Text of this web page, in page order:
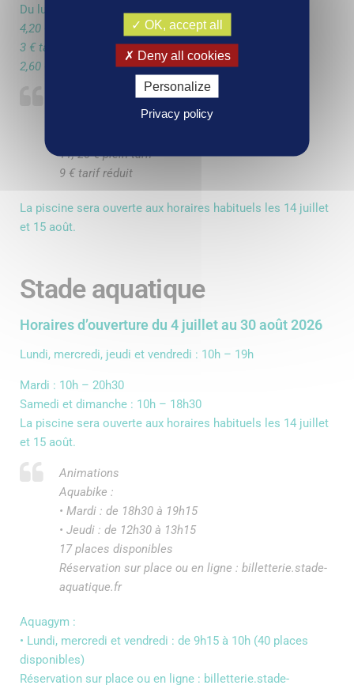
Du lundi au dimanche : 12h à 18h30
4,20 € plein tarif
3 € tarif réduit
2,60 € pour les enfants de 3 à 17 ans
Cours d’aquagym le vendredi de 11h à 11h45
11, 20 € plein tarif
9 € tarif réduit
La piscine sera ouverte aux horaires habituels les 14 juillet
et 15 août.
Stade aquatique
Horaires d’ouverture du 4 juillet au 30 août 2026
Lundi, mercredi, jeudi et vendredi : 10h – 19h
Mardi : 10h – 20h30
Samedi et dimanche : 10h – 18h30
La piscine sera ouverte aux horaires habituels les 14 juillet
et 15 août.
Animations
Aquabike :
• Mardi : de 18h30 à 19h15
• Jeudi : de 12h30 à 13h15
17 places disponibles
Réservation sur place ou en ligne : billetterie.stade-
aquatique.fr
Aquagym :
• Lundi, mercredi et vendredi : de 9h15 à 10h (40 places
disponibles)
Réservation sur place ou en ligne : billetterie.stade-
OK, accept all
Deny all cookies
Personalize
Privacy policy